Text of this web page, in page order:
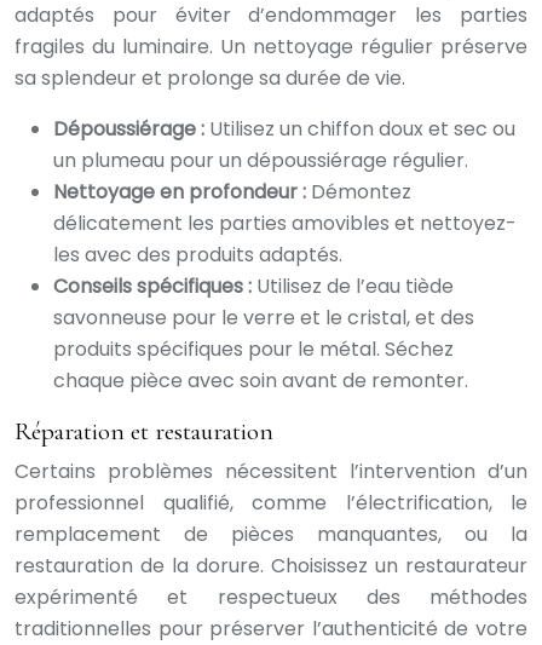
adaptés pour éviter d’endommager les parties
fragiles du luminaire. Un nettoyage régulier préserve
sa splendeur et prolonge sa durée de vie.
Dépoussiérage : Utilisez un chiffon doux et sec ou
un plumeau pour un dépoussiérage régulier.
Nettoyage en profondeur : Démontez
délicatement les parties amovibles et nettoyez-
les avec des produits adaptés.
Conseils spécifiques : Utilisez de l’eau tiède
savonneuse pour le verre et le cristal, et des
produits spécifiques pour le métal. Séchez
chaque pièce avec soin avant de remonter.
Réparation et restauration
Certains problèmes nécessitent l’intervention d’un
professionnel qualifié, comme l’électrification, le
remplacement de pièces manquantes, ou la
restauration de la dorure. Choisissez un restaurateur
expérimenté et respectueux des méthodes
traditionnelles pour préserver l’authenticité de votre